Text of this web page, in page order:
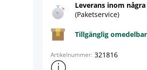
Leverans inom
(Paketservice)
Tillgänglig
Artikelnummer: 321816
Visa mer produktinformation